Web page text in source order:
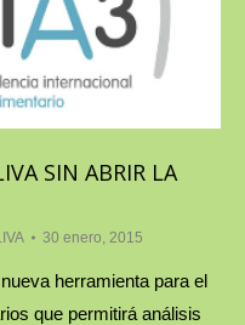
SIN ABRIR LA
30 enero, 2015
herramienta para el
que permitirá análisis